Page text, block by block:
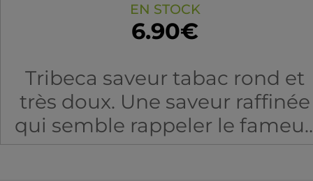
EN STOCK
6.90€
Tribeca saveur tabac rond et
très doux. Une saveur raffinée
qui semble rappeler le
RY4.